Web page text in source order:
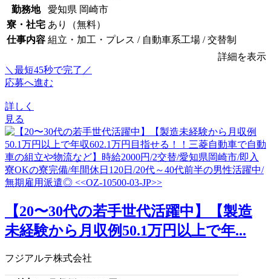
勤務地
愛知県 岡崎市
寮・社宅 あり（無料）
仕事内容 組立・加工・プレス / 自動車系工場 / 交替制
詳細を表示
＼最短45秒で完了／
応募へ進む
詳しく
見る
【20〜30代の若手世代活躍中】【製造
未経験から月収例50.1万円以上で年...
フジアルテ株式会社